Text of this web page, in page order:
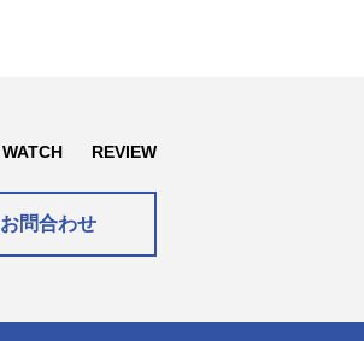
WATCH REVIEW
お問合わせ